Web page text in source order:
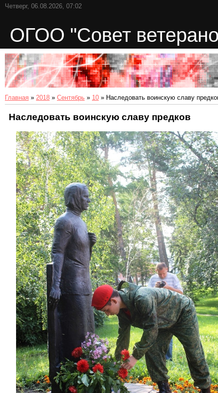
Четверг, 06.08.2026, 07:02
ОГОО "Совет
Главная » 2018 » Сентябрь » 10 » Наследовать воинскую славу
Наследовать воинскую славу предков